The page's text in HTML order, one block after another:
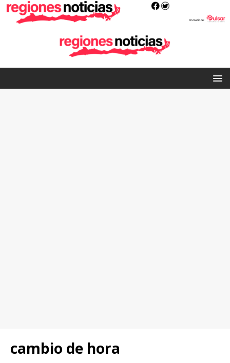
cambio de hora